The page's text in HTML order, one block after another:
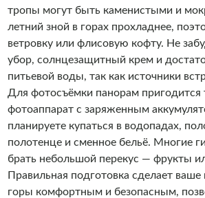
тропы могут быть каменистыми и
летний зной в горах прохладнее,
ветровку или флисовую кофту. Не
убор, солнцезащитный крем и
питьевой воды, так как источники
Для фотосъёмки панорам пригодится
фотоаппарат с заряженным
планируете купаться в водопадах,
полотенце и сменное бельё. Многие
брать небольшой перекус — фрукты
Правильная подготовка сделает ваше
горы комфортным и безопасным,